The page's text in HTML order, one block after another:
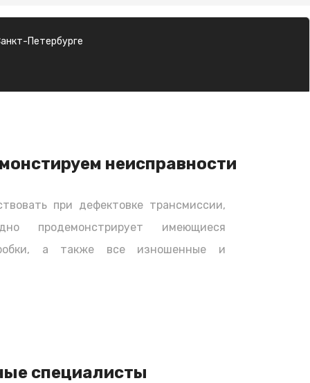
Петербурге
неисправности
при дефектовке трансмиссии,
продемонстрирует имеющиеся
а также все изношенные и
специалисты